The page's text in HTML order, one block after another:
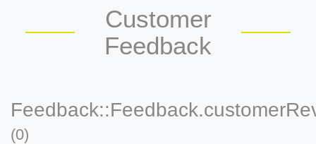
Customer
Feedback
(0)